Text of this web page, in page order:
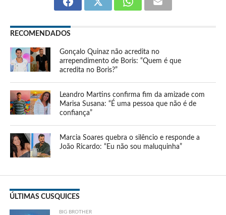
RECOMENDADOS
Gonçalo Quinaz não acredita no
arrependimento de Boris: “Quem é que
acredita no Boris?”
Leandro Martins confirma fim da amizade com
Marisa Susana: “É uma pessoa que não é de
confiança”
Marcia Soares quebra o silêncio e responde a
João Ricardo: “Eu não sou maluquinha”
ÚLTIMAS CUSQUICES
BIG BROTHER